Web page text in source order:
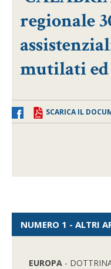
regionale
mutilati
SCARICA IL
NUMERO 1 - ALTRI
EUROPA -